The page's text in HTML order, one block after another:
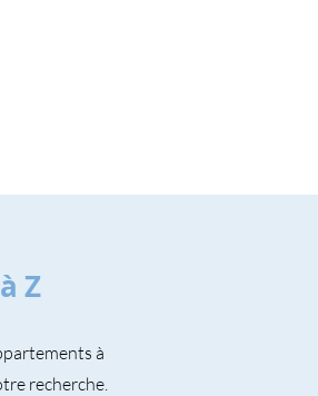
Z
à
recherche.